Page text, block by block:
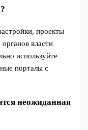
проекты
власти
используйте
порталы с
неожиданная